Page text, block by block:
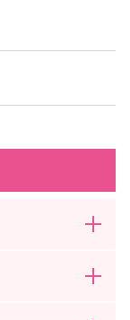
した。音楽に合わ
動作を考えるなど
操にも良いそうで
なりにくいとのデ
ズ！[/caption]
る、地域の皆様の
なることのできる
あるのも「楽らく
一杯貯蓄して地